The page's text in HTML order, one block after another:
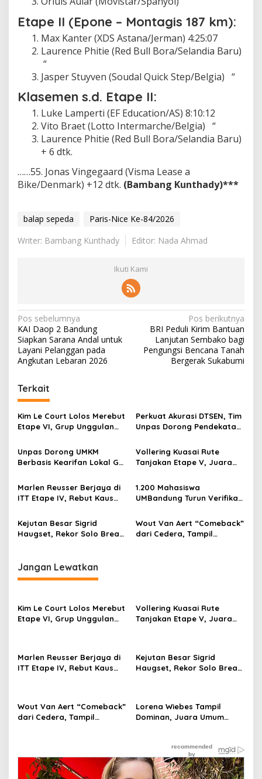
Etape II (Epone – Montagis 187 km):
Max Kanter (XDS Astana/Jerman) 4:25:07
Laurence Phitie (Red Bull Bora/Selandia Baru)
“
Jasper Stuyven (Soudal Quick Step/Belgia) “
Klasemen s.d. Etape II:
Luke Lamperti (EF Education/AS) 8:10:12
Vito Braet (Lotto Intermarche/Belgia) “
Laurence Phitie (Red Bull Bora/Selandia Baru)
+ 6 dtk.
……55. Jonas Vingegaard (Visma Lease a
Bike/Denmark) +12 dtk. (Bambang Kunthady)***
balap sepeda
Paris-Nice Ke-84/2026
Writer: Bambang Kunthady
Editor: Nada Ahmad
Ikuti Kami
N
a
v
i
g
a
s
i
p
o
s
Pos sebelumnya
KAI Daop 2 Bandung
Siapkan Sarana Andal untuk
Layani Pelanggan pada
Angkutan Lebaran 2026
Pos berikutnya
BRI Peduli Kirim Bantuan
Lanjutan Sembako bagi
Pengungsi Bencana Tanah
Bergerak Sukabumi
Terkait
Kim Le Court Lolos Merebut
Etape VI, Grup Unggulan
Penentu Juara
Perkuat Akurasi DTSEN, Tim
Unpas Dorong Pendekatan
Data Sosial
Unpas Dorong UMKM
Berbasis Kearifan Lokal Go
Ekonomi Desa
Vollering Kuasai Rute
Tanjakan Etape V, Juara
Peluangnya Sirna
Marlen Reusser Berjaya di
ITT Etape IV, Rebut Kaus
1.200 Mahasiswa
UMBandung Turun Verifikasi
Wujud Nyata Kampus
Membantu Jawa Barat
Menyelamatkan Generasi
Kejutan Besar Sigrid
Haugset, Rekor Solo Break
Wout Van Aert “Comeback”
dari Cedera, Tampil
Jangan Lewatkan
Kim Le Court Lolos Merebut
Etape VI, Grup Unggulan
Vollering Kuasai Rute
Tanjakan Etape V, Juara
Marlen Reusser Berjaya di
ITT Etape IV, Rebut Kaus
Kejutan Besar Sigrid
Haugset, Rekor Solo Break
Wout Van Aert “Comeback”
dari Cedera, Tampil
Lorena Wiebes Tampil
Dominan, Juara Umum